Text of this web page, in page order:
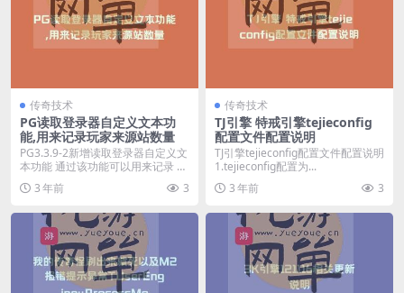
传奇技术
PG读取登录器自定义文本功
能,用来记录玩家来源站数量
PG3.3.9-2新增读取登录器自定义文
本功能 通过该功能可以用来记录 玩
家来源...
3 年前 3
传奇技术
TJ引擎 特戒引擎tejieconfig
配置文件配置说明
TJ引擎tejieconfig配置文件配置说明
1.tejieconfig配置为...
3 年前
3